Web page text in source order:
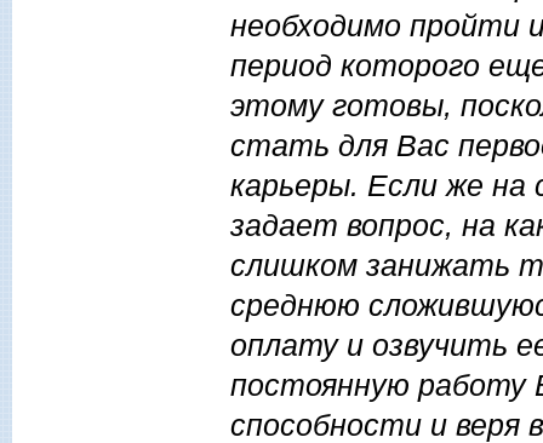
необходимо пройти
период которого
этому готовы,
стать для Вас
карьеры. Если же на
задает вопрос, на
слишком занижать
среднюю
оплату и озвучить
постоянную работу
способности и веря